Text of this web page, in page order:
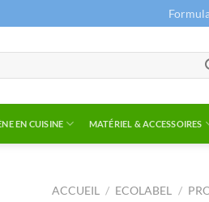
EN CUISINE MATÉRIEL & ACCESSOIRES
ACCUEIL / ECOLABEL /